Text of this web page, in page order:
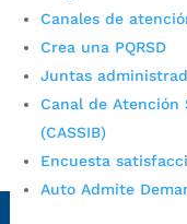
Canales de
Crea una PQRSD
Juntas
Canal de Atención
(CASSIB)
Encuesta
Auto Admite
@AlcaldíaBGA
Alcaldía de Bucaramanga
PrensaBucaramanga